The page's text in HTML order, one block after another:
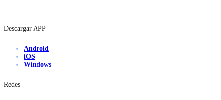
Descargar APP
Android
iOS
Windows
Redes